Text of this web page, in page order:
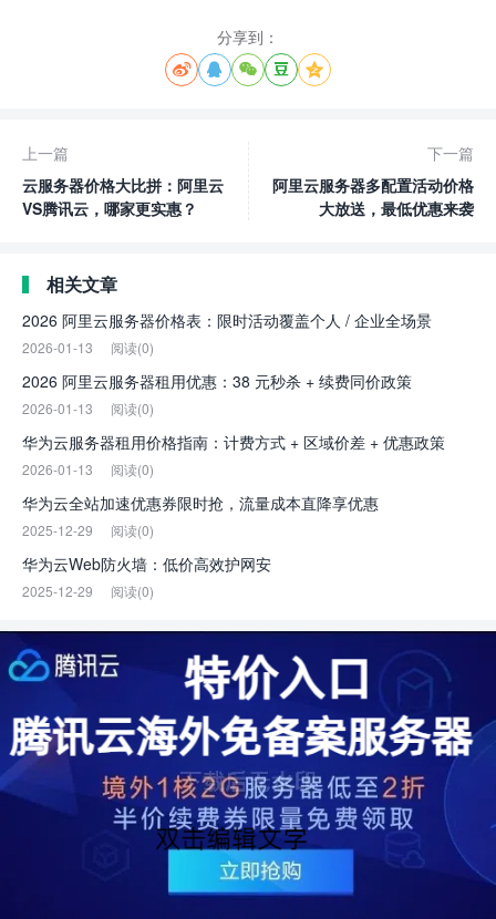
分享到：
    
上一篇
云服务器价格大比拼：阿里云
VS腾讯云，哪家更实惠？
下一篇
阿里云服务器多配置活动价格
大放送，最低优惠来袭
相关文章
2026 阿里云服务器价格表：限时活动覆盖个人 / 企业全场景
2026-01-13 阅读(0)
2026 阿里云服务器租用优惠：38 元秒杀 + 续费同价政策
2026-01-13 阅读(0)
华为云服务器租用价格指南：计费方式 + 区域价差 + 优惠政策
2026-01-13 阅读(0)
华为云全站加速优惠券限时抢，流量成本直降享优惠
2025-12-29 阅读(0)
华为云Web防火墙：低价高效护网安
2025-12-29 阅读(0)